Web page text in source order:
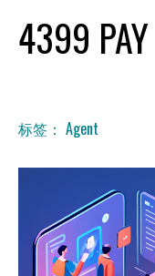
content
4399 PAY
标签： Agent